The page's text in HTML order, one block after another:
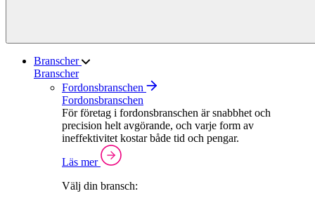
Branscher
Branscher
Fordonsbranschen
Fordonsbranschen
För företag i fordonsbranschen är snabbhet och
precision helt avgörande, och varje form av
ineffektivitet kostar både tid och pengar.
Läs mer
Välj din bransch: